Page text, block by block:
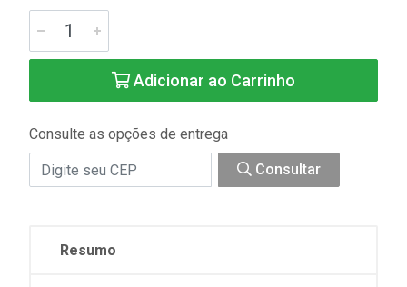
Adicionar ao Carrinho
Consulte as opções de entrega
Consultar
Resumo